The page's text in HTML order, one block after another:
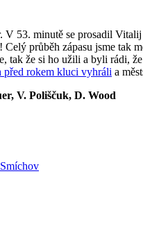
53. minutě se prosadil
průběh zápasu jsme
tak že si ho užili a byli rádi,
před rokem kluci vyhráli a
V. Poliščuk, D. Wood